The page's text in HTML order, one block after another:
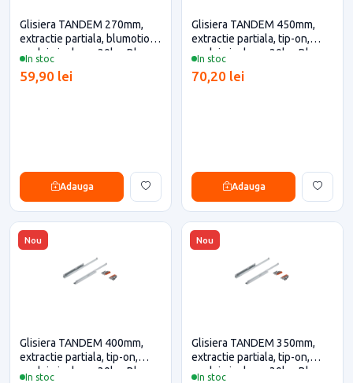
In stoc
Glisiera TANDEM 270mm,
extractie partiala, blumotion,
cuplaje incluse, 30kg, Blum
eficiente
59,90 lei
Adauga
In stoc
Glisiera TANDEM 450mm,
extractie partiala, tip-on,
cuplaje incluse, 30kg, Blum
eficiente
70,20 lei
Adauga
Nou
In stoc
Glisiera TANDEM 400mm,
extractie partiala, tip-on,
cuplaje incluse, 30kg, Blum
Nou
In stoc
Glisiera TANDEM 350mm,
extractie partiala, tip-on,
cuplaje incluse, 30kg, Blum